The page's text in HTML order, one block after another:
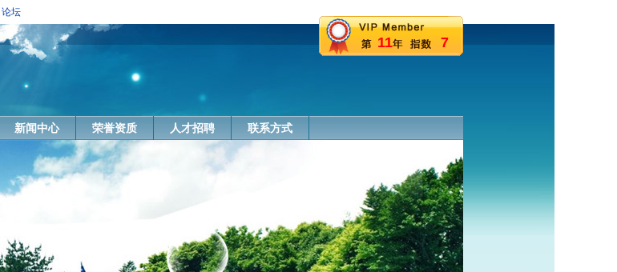
论坛
11 7
新闻中心 荣誉资质 人才招聘 联系方式